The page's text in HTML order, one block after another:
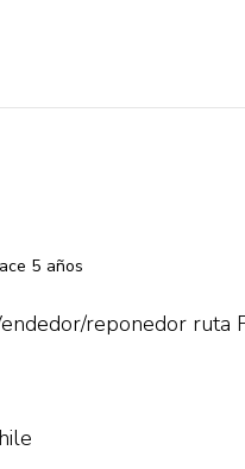
5 años
reponedor ruta